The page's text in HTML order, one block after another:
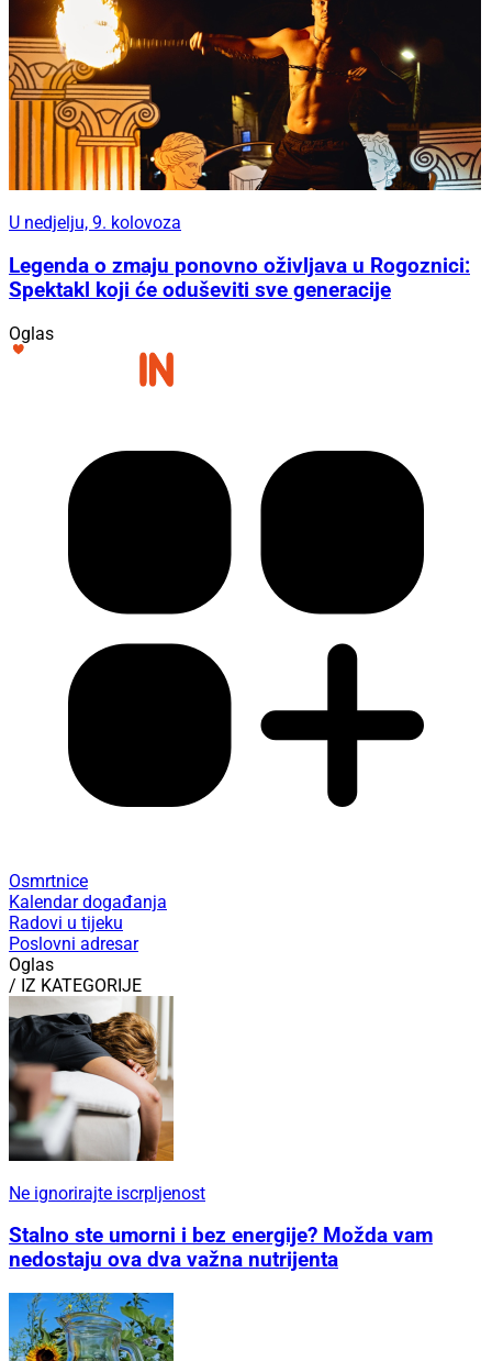
U nedjelju, 9. kolovoza
Legenda o zmaju ponovno oživljava u Rogoznici:
Spektakl koji će oduševiti sve generacije
Oglas
Osmrtnice
Kalendar događanja
Radovi u tijeku
Poslovni adresar
Oglas
/ IZ KATEGORIJE
Ne ignorirajte iscrpljenost
Stalno ste umorni i bez energije? Možda vam
nedostaju ova dva važna nutrijenta